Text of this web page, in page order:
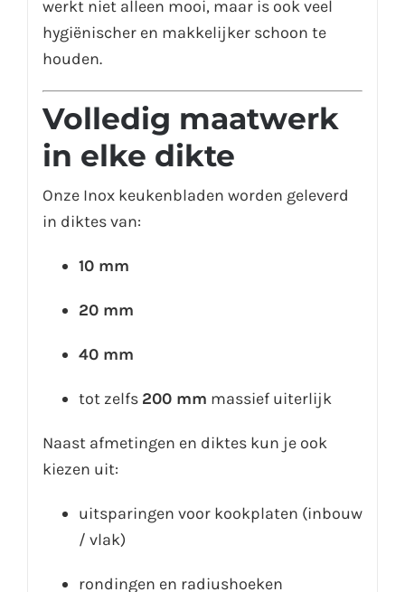
werkt niet alleen mooi, maar is ook veel
hygiënischer en makkelijker schoon te
houden.
Volledig maatwerk
in elke dikte
Onze Inox keukenbladen worden geleverd
in diktes van:
10 mm
20 mm
40 mm
tot zelfs 200 mm massief uiterlijk
Naast afmetingen en diktes kun je ook
kiezen uit:
uitsparingen voor kookplaten (inbouw
/ vlak)
rondingen en radiushoeken